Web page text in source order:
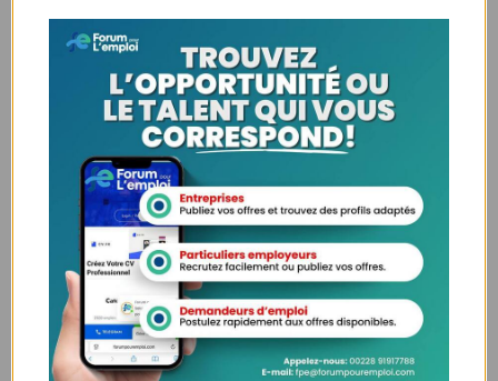
Offered Salary
Temps d'expérience
Qualification Diplôme d'associé
Langues Anglais
E-mail harpercrane3@gmail.com
Numéro de téléphone +1 289 204 0986